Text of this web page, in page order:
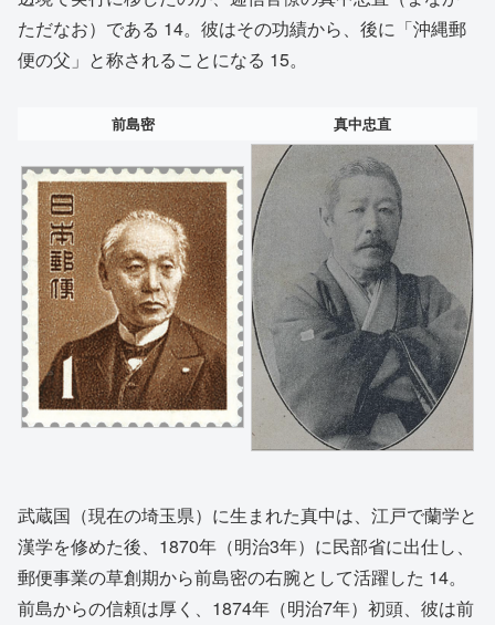
ただなお）である 14。彼はその功績から、後に「沖縄郵
便の父」と称されることになる 15。
前島密 真中忠直
武蔵国（現在の埼玉県）に生まれた真中は、江戸で蘭学と
漢学を修めた後、1870年（明治3年）に民部省に出仕し、
郵便事業の草創期から前島密の右腕として活躍した 14。
前島からの信頼は厚く、1874年（明治7年）初頭、彼は前